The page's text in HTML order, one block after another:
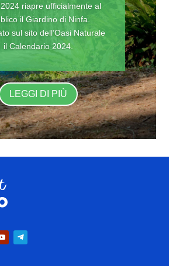
riapre ufficialmente al
il Giardino di Ninfa.
sul sito dell’Oasi Naturale
il Calendario 2024.
LEGGI DI PIÙ